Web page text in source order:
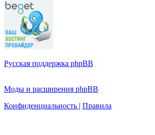
Русская поддержка phpBB
Моды и расширения phpBB
Конфиденциальность | Правила